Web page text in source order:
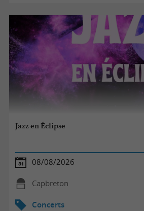
Jazz en Éclipse
08/08/2026
Capbreton
Concerts